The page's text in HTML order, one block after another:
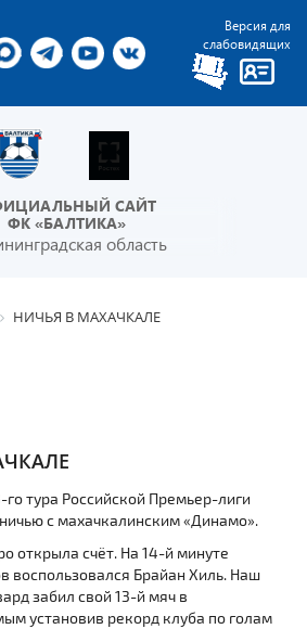
Версия для
слабовидящих
САЙТ
ФК «БАЛТИКА»
область
НИЧЬЯ В МАХАЧКАЛЕ
тура Российской Премьер-лиги
с махачкалинским «Динамо».
открыла счёт. На 14-й минуте
воспользовался Брайан Хиль. Наш
забил свой 13-й мяч в
установив рекорд клуба по голам